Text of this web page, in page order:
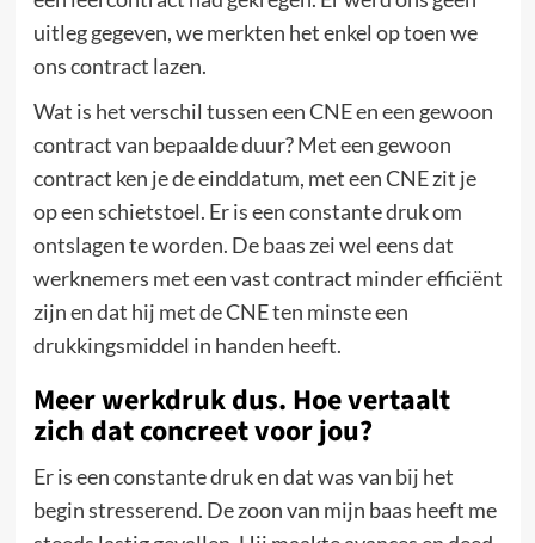
uitleg gegeven, we merkten het enkel op toen we
ons contract lazen.
Wat is het verschil tussen een CNE en een gewoon
contract van bepaalde duur? Met een gewoon
contract ken je de einddatum, met een CNE zit je
op een schietstoel. Er is een constante druk om
ontslagen te worden. De baas zei wel eens dat
werknemers met een vast contract minder efficiënt
zijn en dat hij met de CNE ten minste een
drukkingsmiddel in handen heeft.
Meer werkdruk dus. Hoe vertaalt
zich dat concreet voor jou?
Er is een constante druk en dat was van bij het
begin stresserend. De zoon van mijn baas heeft me